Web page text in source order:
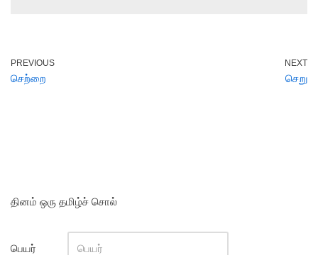
PREVIOUS
செற்றை
NEXT
செறு
தினம் ஒரு தமிழ்ச் சொல்
பெயர்